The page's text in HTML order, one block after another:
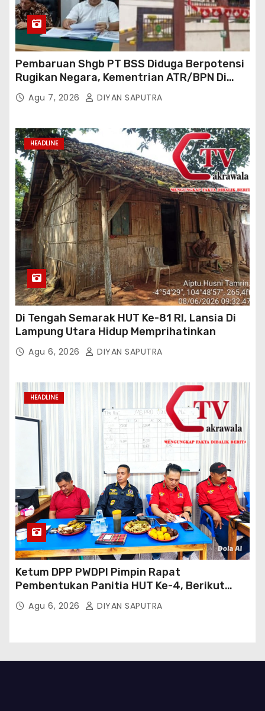
Pembaruan Shgb PT BSS Diduga Berpotensi
Rugikan Negara, Kementrian ATR/BPN Di
Gugat Di PTUN Jakarta
Agu 7, 2026 DIYAN SAPUTRA
HEADLINE
Di Tengah Semarak HUT Ke-81 RI, Lansia Di
Lampung Utara Hidup Memprihatinkan
Agu 6, 2026 DIYAN SAPUTRA
HEADLINE
Ketum DPP PWDPI Pimpin Rapat
Pembentukan Panitia HUT Ke-4, Berikut
Susunan Dan Rangkaian Kegiatannya
Agu 6, 2026 DIYAN SAPUTRA